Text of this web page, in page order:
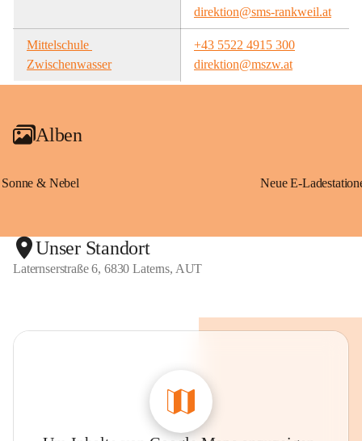
direktion@sms-rankweil.at
Mittelschule
Zwischenwasser
+43 5522 4915 300
direktion@mszw.at
Alben
Sonne & Nebel
Unser Standort
Laternserstraße 6, 6830 Laterns, AUT